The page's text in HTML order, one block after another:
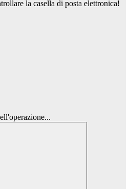
la casella di posta elettronica!